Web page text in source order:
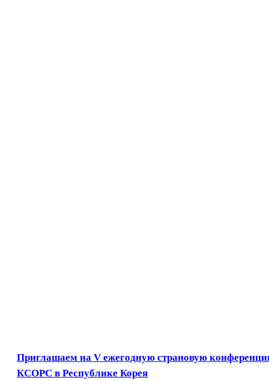
Приглашаем на V ежегодную страновую
КСОРС в Республике Корея